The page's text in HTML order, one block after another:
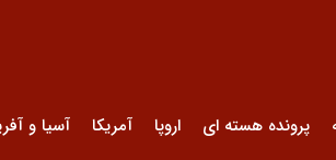
پرونده هسته ای اروپا آمریکا آسیا و